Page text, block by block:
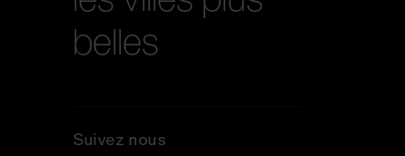
belles
Suivez nous